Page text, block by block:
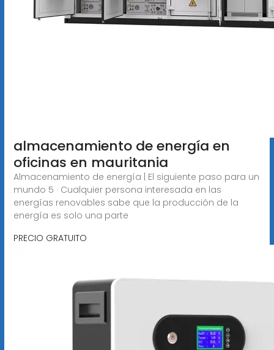
almacenamiento de energía en
oficinas en mauritania
Almacenamiento de energía | El siguiente paso para un
mundo 5 · Cualquier persona interesada en las
energías renovables sabe que la producción de la
energía es solo una parte
PRECIO GRATUITO